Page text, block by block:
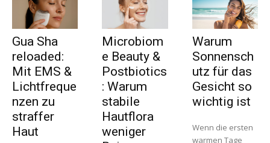
Gua Sha
reloaded:
Mit EMS &
Lichtfreque
nzen zu
straffer
Haut
Microbiom
e Beauty &
Postbiotics
: Warum
stabile
Hautflora
weniger
Warum
Sonnensch
utz für das
Gesicht so
wichtig ist
Wenn die ersten
warmen Tage